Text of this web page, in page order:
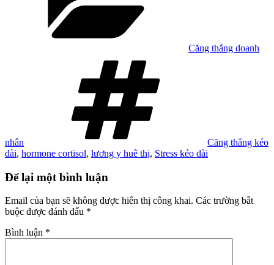
Căng thẳng doanh
nhân
Căng thẳng kéo
dài, hormone cortisol, lương y huê thị, Stress kéo dài
Để lại một bình luận
Email của bạn sẽ không được hiển thị công khai. Các trường bắt
buộc được đánh dấu *
Bình luận *